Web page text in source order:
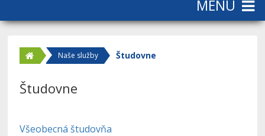
Naše služby Študovne
Študovne
Všeobecná študovňa